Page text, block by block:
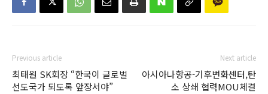
Previous article
최태원 SK회장 “한국이 글로벌
선도국가 되도록 앞장서야”
Next article
아시아나항공-기후변화센터,탄
소 상쇄 협력MOU체결